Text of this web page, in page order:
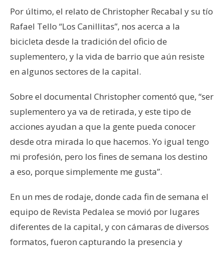
Por último, el relato de Christopher Recabal y su tío
Rafael Tello “Los Canillitas”, nos acerca a la
bicicleta desde la tradición del oficio de
suplementero, y la vida de barrio que aún resiste
en algunos sectores de la capital.
Sobre el documental Christopher comentó que, “ser
suplementero ya va de retirada, y este tipo de
acciones ayudan a que la gente pueda conocer
desde otra mirada lo que hacemos. Yo igual tengo
mi profesión, pero los fines de semana los destino
a eso, porque simplemente me gusta”.
En un mes de rodaje, donde cada fin de semana el
equipo de Revista Pedalea se movió por lugares
diferentes de la capital, y con cámaras de diversos
formatos, fueron capturando la presencia y